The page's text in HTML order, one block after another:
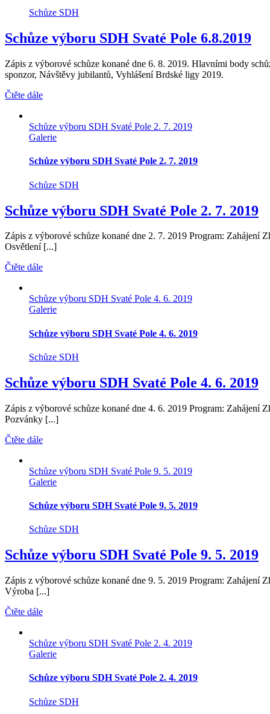
Schůze SDH
Schůze výboru SDH Svaté Pole 6.8.2019
Zápis z výborové schůze konané dne 6. 8. 2019. Hlavními body
sponzor, Návštěvy jubilantů, Vyhlášení Brdské ligy 2019.
Čtěte dále
Schůze výboru SDH Svaté Pole 2. 7. 2019
Galerie
Schůze výboru SDH Svaté Pole 2. 7. 2019
Schůze SDH
Schůze výboru SDH Svaté Pole 2. 7. 2019
Zápis z výborové schůze konané dne 2. 7. 2019 Program: Zahájení
Osvětlení [...]
Čtěte dále
Schůze výboru SDH Svaté Pole 4. 6. 2019
Galerie
Schůze výboru SDH Svaté Pole 4. 6. 2019
Schůze SDH
Schůze výboru SDH Svaté Pole 4. 6. 2019
Zápis z výborové schůze konané dne 4. 6. 2019 Program: Zahájení
Pozvánky [...]
Čtěte dále
Schůze výboru SDH Svaté Pole 9. 5. 2019
Galerie
Schůze výboru SDH Svaté Pole 9. 5. 2019
Schůze SDH
Schůze výboru SDH Svaté Pole 9. 5. 2019
Zápis z výborové schůze konané dne 9. 5. 2019 Program: Zahájení
Výroba [...]
Čtěte dále
Schůze výboru SDH Svaté Pole 2. 4. 2019
Galerie
Schůze výboru SDH Svaté Pole 2. 4. 2019
Schůze SDH